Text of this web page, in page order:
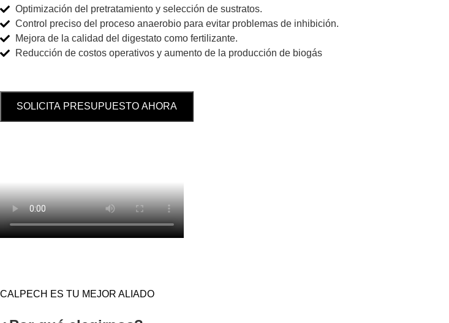
Optimización del pretratamiento y selección de sustratos.
Control preciso del proceso anaerobio para evitar problemas de inhibición.
Mejora de la calidad del digestato como fertilizante.
Reducción de costos operativos y aumento de la producción de biogás
SOLICITA PRESUPUESTO AHORA
CALPECH ES TU MEJOR ALIADO